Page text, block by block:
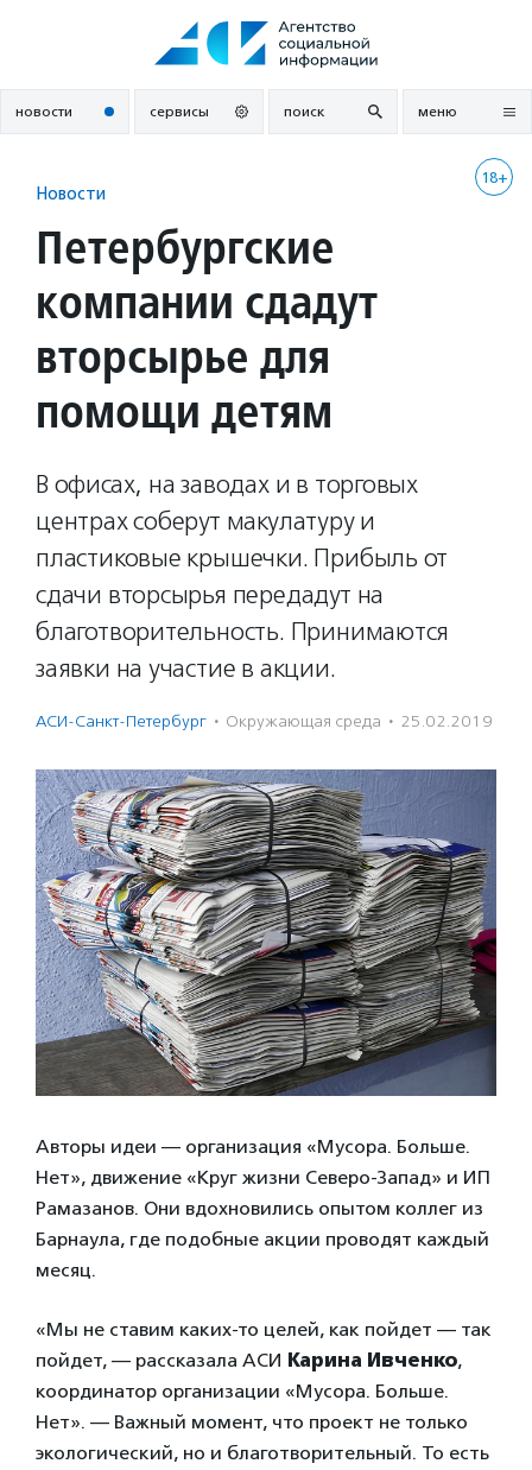
новости сервисы поиск меню
18+
Новости
Петербургские
компании сдадут
вторсырье для
помощи детям
В офисах, на заводах и в торговых
центрах соберут макулатуру и
пластиковые крышечки. Прибыль от
сдачи вторсырья передадут на
благотворительность. Принимаются
заявки на участие в акции.
АСИ-Санкт-Петербург · Окружающая среда · 25.02.2019
Авторы идеи — организация «Мусора. Больше.
Нет», движение «Круг жизни Северо-Запад» и ИП
Рамазанов. Они вдохновились опытом коллег из
Барнаула, где подобные акции проводят каждый
месяц.
«Мы не ставим каких-то целей, как пойдет — так
пойдет, — рассказала АСИ Карина Ивченко,
координатор организации «Мусора. Больше.
Нет». — Важный момент, что проект не только
экологический, но и благотворительный. То есть